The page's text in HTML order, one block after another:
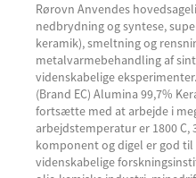
Rørovn Anvendes
nedbrydning og syntese,
keramik), smeltning og
metalvarmebehandling af
videnskabelige
(Brand EC) Alumina 99,7%
fortsætte med at arbejde i
arbejdstemperatur er 1800 C,
komponent og digel er god
videnskabelige